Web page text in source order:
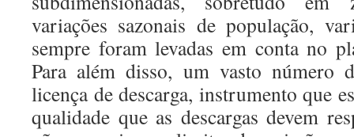
variações sazonais de população,
sempre foram levadas em conta no
Para além disso, um vasto número
licença de descarga, instrumento que
qualidade que as descargas devem